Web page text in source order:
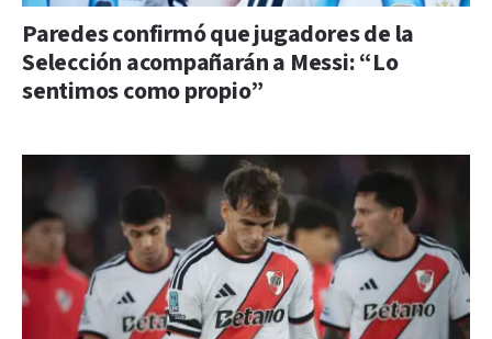
Paredes confirmó que jugadores de la
Selección acompañarán a Messi: “Lo
sentimos como propio”